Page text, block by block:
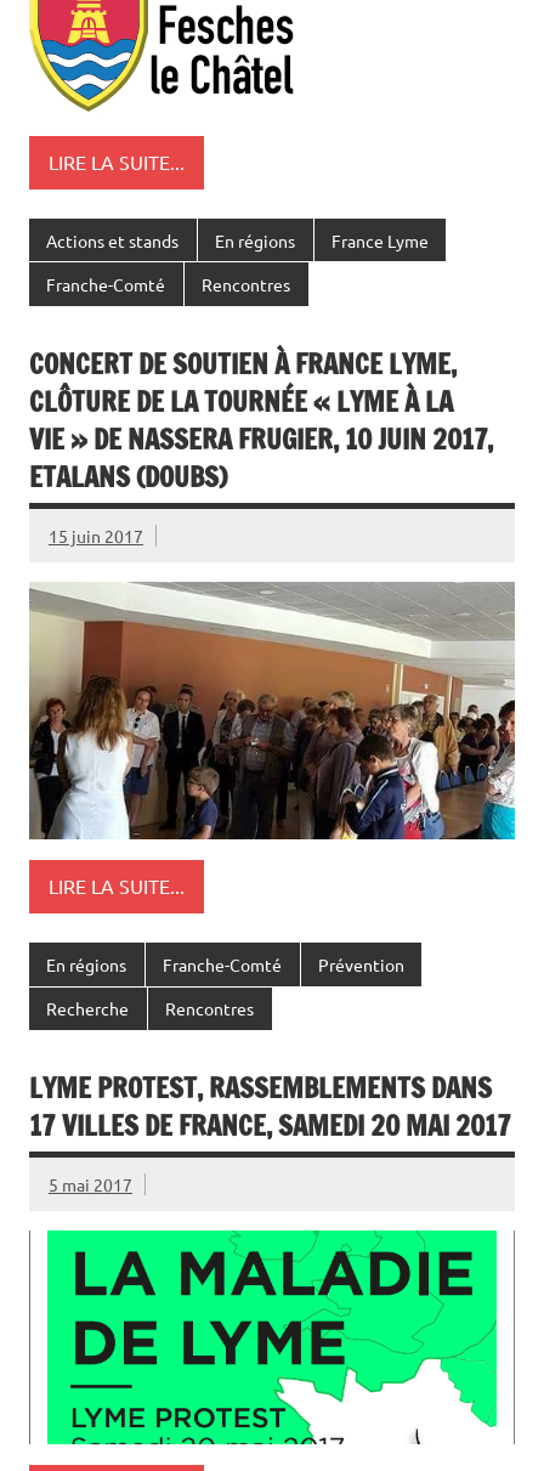
LIRE LA SUITE...
Actions et stands En régions France Lyme
Franche-Comté Rencontres
CONCERT DE SOUTIEN À FRANCE LYME,
CLÔTURE DE LA TOURNÉE « LYME À LA
VIE » DE NASSERA FRUGIER, 10 JUIN 2017,
ETALANS (DOUBS)
15 juin 2017
LIRE LA SUITE...
En régions Franche-Comté Prévention
Recherche Rencontres
LYME PROTEST, RASSEMBLEMENTS DANS
17 VILLES DE FRANCE, SAMEDI 20 MAI 2017
5 mai 2017